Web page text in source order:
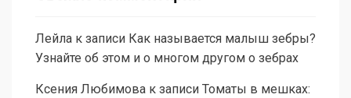
Лейла к записи Как называется малыш зебры?
Узнайте об этом и о многом другом о зебрах
Ксения Любимова к записи Томаты в мешках: